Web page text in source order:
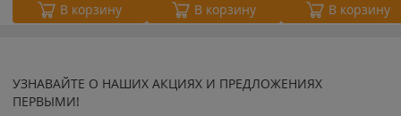
В корзину В корзину В корзину
УЗНАВАЙТЕ О НАШИХ АКЦИЯХ И ПРЕДЛОЖЕНИЯХ
ПЕРВЫМИ!